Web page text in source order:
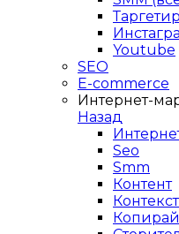
Youtube
SEO
E-сommerce
Интернет-
Назад
Seo
Smm
Контент